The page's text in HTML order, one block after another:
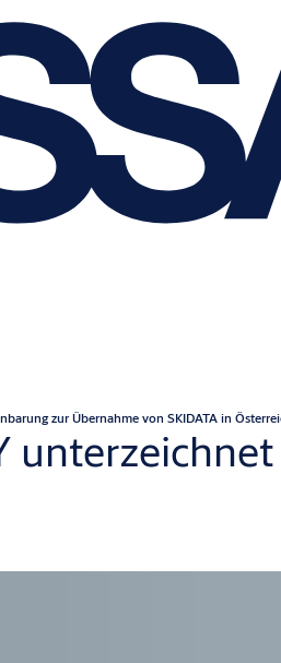
zur Übernahme von SKIDATA in